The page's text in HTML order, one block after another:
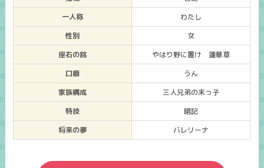
一人称
わたし
性別
女
座右の銘
やはり野に置け 蓮華草
口癖
うん
家族構成
三人兄弟の末っ子
特技
暗記
将来の夢
バレリーナ